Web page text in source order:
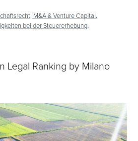
M&A & Venture Capital,
bei der Steuererhebung,
Legal Ranking by Milano